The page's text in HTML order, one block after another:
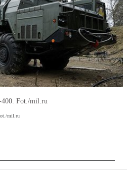
400. Fot./mil.ru
mil.ru